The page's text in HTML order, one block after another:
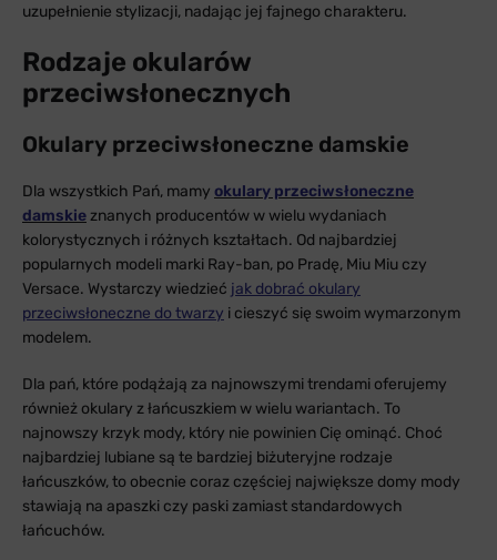
uzupełnienie stylizacji, nadając jej fajnego charakteru.
Rodzaje okularów
przeciwsłonecznych
Okulary przeciwsłoneczne damskie
Dla wszystkich Pań, mamy okulary przeciwsłoneczne
damskieznanych producentów w wielu wydaniach
kolorystycznych i różnych kształtach. Od najbardziej
popularnych modeli marki Ray-ban, po Pradę, Miu Miu czy
Versace. Wystarczy wiedzieć jak dobrać okulary
przeciwsłoneczne do twarzy i cieszyć się swoim wymarzonym
modelem.
Dla pań, które podążają za najnowszymi trendami oferujemy
również okulary z łańcuszkiem w wielu wariantach. To
najnowszy krzyk mody, który nie powinien Cię ominąć. Choć
najbardziej lubiane są te bardziej biżuteryjne rodzaje
łańcuszków, to obecnie coraz częściej największe domy mody
stawiają na apaszki czy paski zamiast standardowych
łańcuchów.